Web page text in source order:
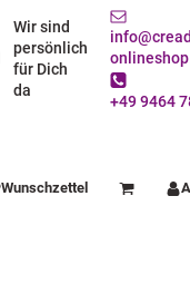
Wir sind
persönlich
für Dich
da
+49 9464
Wunschzettel Warenkorb